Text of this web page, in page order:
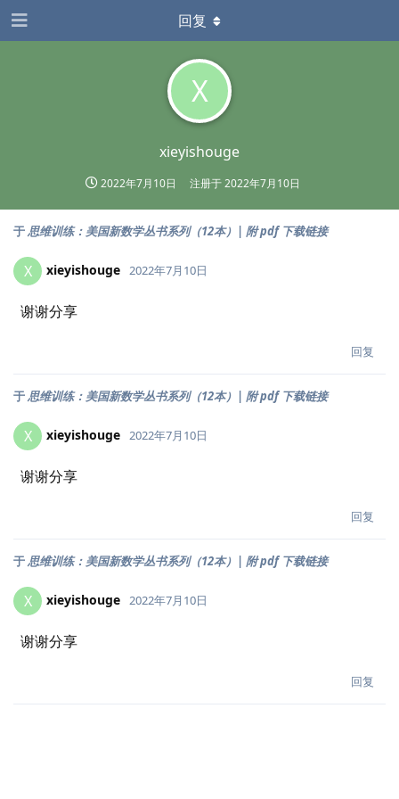
X
xieyishouge
2022年7月10日 注册于2022年7月10日
回复
于思维训练：美国新数学丛书系列（12本）| 附 pdf 下载链接
X xieyishouge 2022年7月10日
谢谢分享
回复
于思维训练：美国新数学丛书系列（12本）| 附 pdf 下载链接
X xieyishouge 2022年7月10日
谢谢分享
回复
于思维训练：美国新数学丛书系列（12本）| 附 pdf 下载链接
X xieyishouge 2022年7月10日
谢谢分享
回复